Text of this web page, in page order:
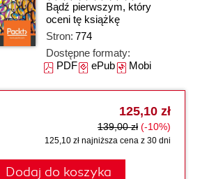
Bądź pierwszym, który
oceni tę książkę
Stron: 774
Dostępne formaty:
PDFePubMobi
125,10 zł
139,00 zł (-10%)
125,10 zł najniższa cena z 30 dni
Dodaj do koszyka